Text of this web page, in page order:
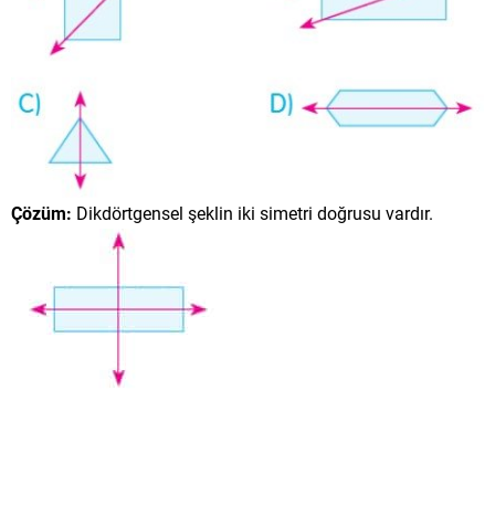
Çözüm: Dikdörtgensel şeklin iki simetri doğrusu vardır.